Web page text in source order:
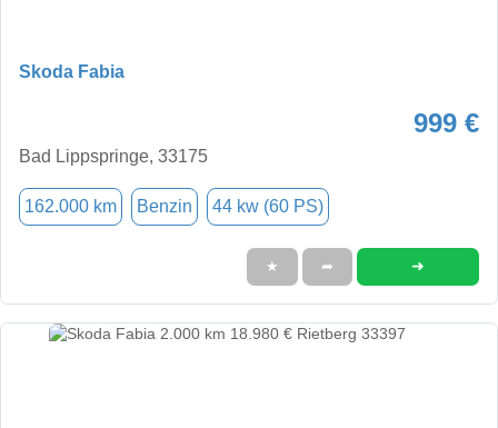
Skoda Fabia
999 €
Bad Lippspringe, 33175
162.000 km Benzin 44 kw (60 PS)
★ ➦ ➜